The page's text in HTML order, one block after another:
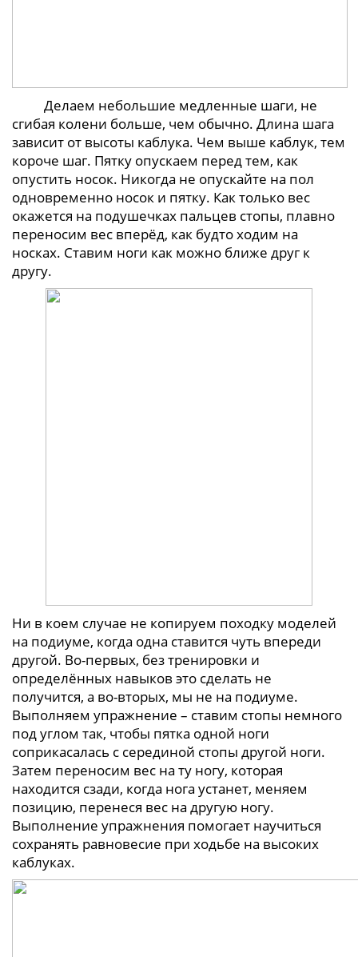
Делаем небольшие медленные шаги, не
сгибая колени больше, чем обычно. Длина шага
зависит от высоты каблука. Чем выше каблук, тем
короче шаг. Пятку опускаем перед тем, как
опустить носок. Никогда не опускайте на пол
одновременно носок и пятку. Как только вес
окажется на подушечках пальцев стопы, плавно
переносим вес вперёд, как будто ходим на
носках. Ставим ноги как можно ближе друг к
другу.
Ни в коем случае не копируем походку моделей
на подиуме, когда одна ставится чуть впереди
другой. Во-первых, без тренировки и
определённых навыков это сделать не
получится, а во-вторых, мы не на подиуме.
Выполняем упражнение – ставим стопы немного
под углом так, чтобы пятка одной ноги
соприкасалась с серединой стопы другой ноги.
Затем переносим вес на ту ногу, которая
находится сзади, когда нога устанет, меняем
позицию, перенеся вес на другую ногу.
Выполнение упражнения помогает научиться
сохранять равновесие при ходьбе на высоких
каблуках.